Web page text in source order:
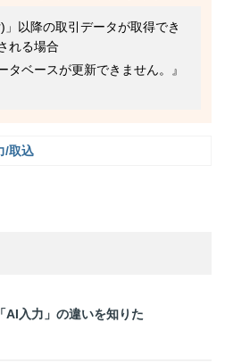
」以降の取引データが取得でき
れる場合
タベースが更新できません。』
/取込
AI入力」の違いを知りた